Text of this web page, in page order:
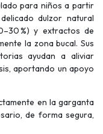
para niños a partir
dulzor natural
%) y extractos de
la zona bucal. Sus
ayudan a aliviar
aportando un apoyo
en la garganta
de forma segura,